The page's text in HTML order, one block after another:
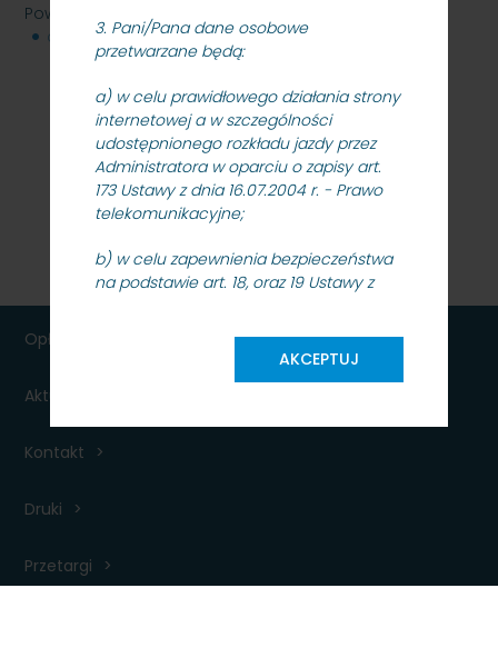
3. Pani/Pana dane osobowe
przetwarzane będą:
a) w celu prawidłowego działania strony
internetowej a w szczególności
udostępnionego rozkładu jazdy przez
Administratora w oparciu o zapisy art.
173 Ustawy z dnia 16.07.2004 r. - Prawo
telekomunikacyjne;
b) w celu zapewnienia bezpieczeństwa
na podstawie art. 18, oraz 19 Ustawy z
współpracujące z PKP SKM oraz
upoważnione organy kontrolne, na
przekazywane do państwa
trzeciego/organizacji międzynarodowej
AKCEPTUJ
Powiązane pliki
dokumentacja przetargowa64 KB
Opłaty
Aktualności dla podróżnych
Kontakt
Druki
Przetargi